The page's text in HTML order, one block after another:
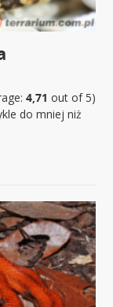
4,71 out of 5)
do mniej niż